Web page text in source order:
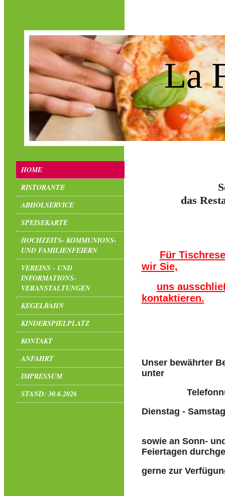
La
HOME
RISTORANTE
ABHOLSERVICE
SPEISEKARTE
HOCHZEITS- KOMMUNIONS-
UND FAMILIENFEIERN
VEREINS - UND
INFORMATIONS-
VERANSTALTUNGEN
KEGELBAHN
KINDERSPIELPLATZ
KONTAKT
ANFAHRT
IMPRESSUM
STAND: 30.6.2026
das
Für
wir Sie,
uns
kontaktieren.
Unser bewährter
unter
Dienstag -
sowie an Sonn-
Feiertagen
gerne zur